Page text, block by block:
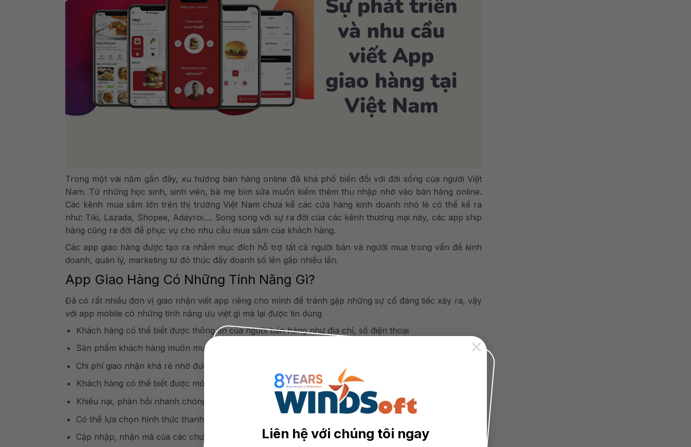
Liên hệ với chúng tôi ngay
×
Trong một vài năm gần đây, xu hướng bán hàng online đã khá phổ biến đối với đời sống của người Việt
Nam. Từ những học sinh, sinh viên, bà mẹ bỉm sữa muốn kiếm thêm thu nhập nhờ vào bán hàng online.
Các kênh mua sắm lớn trên thị trường Việt Nam chưa kể các cửa hàng kinh doanh nhỏ lẻ có thể kể ra
như: Tiki, Lazada, Shopee, Adayroi…. Song song với sự ra đời của các kênh thương mại này, các app ship
hàng cũng ra đời để phục vụ cho nhu cầu mua sắm của khách hàng.
Các app giao hàng được tạo ra nhằm mục đích hỗ trợ tất cả người bán và người mua trong vấn đề kinh
doanh, quản lý, marketing từ đó thúc đẩy doanh số lên gấp nhiều lần.
App Giao Hàng Có Những Tính Năng Gì?
Đã có rất nhiều đơn vị giao nhận viết app riêng cho mình để tránh gặp những sự cố đáng tiếc xảy ra, vậy
với app mobile có những tính năng ưu việt gì mà lại được tin dùng
Khách hàng có thể biết được thông tin của người bán hàng như địa chỉ, số điện thoại
Sản phẩm khách hàng muốn mua sẽ hiển thị đầy đủ như size, màu sắc, kích cỡ…
Chi phí giao nhận khá rẻ nhờ được tính toán sẵn dựa vào số km của cung đường
Khách hàng có thể biết được món hàng của mình đang được vận chuyển tới đâu
Khiếu nại, phản hồi nhanh chóng
Có thể lựa chọn hình thức thanh toán
Cập nhập, nhận mã của các chương trình khuyến mãi, giảm giá nhanh hơn.